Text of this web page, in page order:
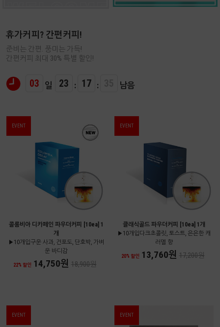
휴가커피? 간편커피!
준비는 간편. 풍미는 가득!
간편커피 최대 30% 특별 할인!
03 일 23 : 17 : 남음
EVENT
콜롬비아 디카페인 파우더커피 [10ea] 1
개
▶10개입구운 사과, 건포도, 단호박, 가벼
운 바디감
22% 할인 14,750원 18,900원
EVENT
클래식골드 파우더커피 [10ea] 1개
▶10개입다크초콜릿, 토스트, 은은한 캐
러멜 향
20% 할인 13,760원 17,200원
EVENT EVENT